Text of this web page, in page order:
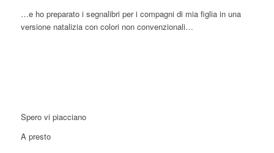
…e ho preparato i segnalibri per i compagni di mia figlia in una
versione natalizia con colori non convenzionali…
Spero vi piacciano
A presto